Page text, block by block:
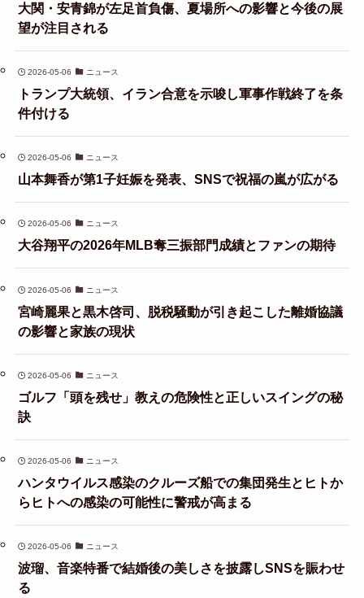
大関・安青錦が左足首負傷、夏場所への影響と今後の展
望が注目される
2026-05-06 ニュース
トランプ大統領、イラン合意を示唆し軍事作戦終了を条
件付ける
2026-05-06 ニュース
山本舞香が第1子妊娠を発表、SNSで祝福の嵐が広がる
2026-05-06 ニュース
大谷翔平の2026年MLB奪三振部門成績とファンの期待
2026-05-06 ニュース
宮崎麗果と黒木啓司、脱税騒動が引き起こした離婚協議
の影響と家族の現状
2026-05-06 ニュース
ゴルフ「頭を残せ」教えの危険性と正しいスイングの秘
訣
2026-05-06 ニュース
ハンタウイルス感染のクルーズ船での集団発生とヒトか
らヒトへの感染の可能性に警戒が高まる
2026-05-06 ニュース
波瑠、音楽特番で結婚後の美しさを披露しSNSを賑わせ
る